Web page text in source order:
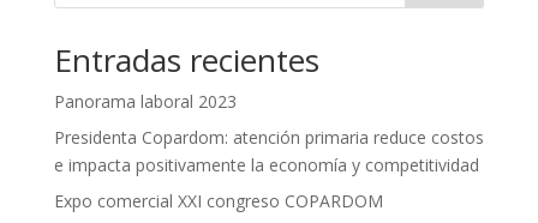
Entradas recientes
Panorama laboral 2023
Presidenta Copardom: atención primaria reduce costos
e impacta positivamente la economía y competitividad
Expo comercial XXI congreso COPARDOM